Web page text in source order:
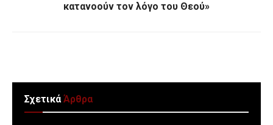
κατανοούν τον λόγο του Θεού»
ΣχετικάΆρθρα